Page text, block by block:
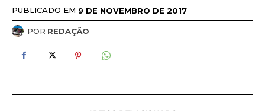
PUBLICADO EM 9 DE NOVEMBRO DE 2017
POR REDAÇÃO